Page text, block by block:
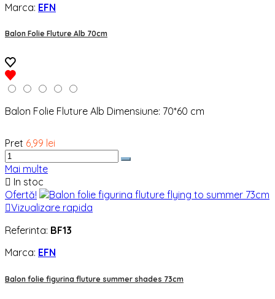
Marca: EFN
Balon Folie Fluture Alb 70cm
Balon Folie Fluture Alb Dimensiune: 70*60 cm
Pret 6,99 lei
Mai multe
 In stoc
Ofertă!
Vizualizare rapida
Referinta: BF13
Marca: EFN
Balon folie figurina fluture summer shades 73cm